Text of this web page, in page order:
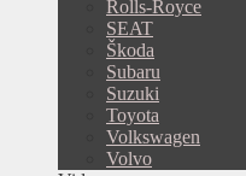
Rolls-Royce
SEAT
Škoda
Subaru
Suzuki
Toyota
Volkswagen
Volvo